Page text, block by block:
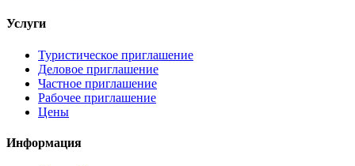
Услуги
Туристическое приглашение
Деловое приглашение
Частное приглашение
Рабочее приглашение
Цены
Информация